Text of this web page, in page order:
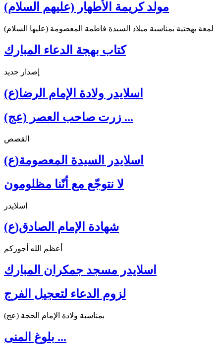
مولد كريمة الأطهار (عليهم السلام)
لمعة بهجتية بمناسبة ميلاد السيدة فاطمة المعصومة (عليها السلام)
كتاب بهجة الدعاء المبارك
إصدار جديد
اسلايدر ولادة الإمام الرضا(ع)
زرت صاحب العصر (عج) ...
القصص
اسلايدر السيدة المعصومة(ع)
لا نتوجّع مع أنّنا مظلومون
اسلايدر
شهادة الإمام الصادق(ع)
أعظم الله أجوركم
اسلايدر مسجد جمكران المبارك
لزوم الدعاء لتعجيل الفرج
بمناسبة ولادة الإمام الحجة (عج)
بلوغ المنى ...